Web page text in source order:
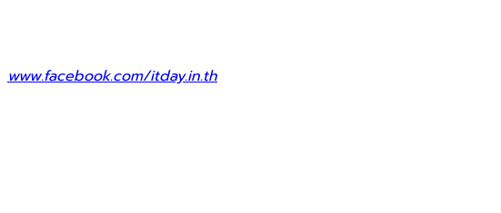
www.facebook.com/itday.in.th